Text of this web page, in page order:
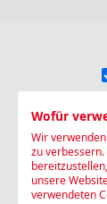
Wofür
Wir
zu
unsere
verwendeten